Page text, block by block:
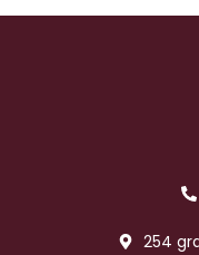
254